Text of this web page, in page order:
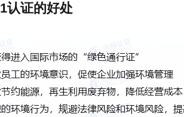
认证的好处
贺青岛XX商标织造有限公司2022年10月